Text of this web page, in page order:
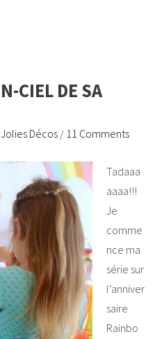
CIEL DE SA
,Jolies Décos / 11 Comments
Tadaaa
aaaa!!!
Je
comme
nce ma
série sur
l’anniver
saire
Rainbo